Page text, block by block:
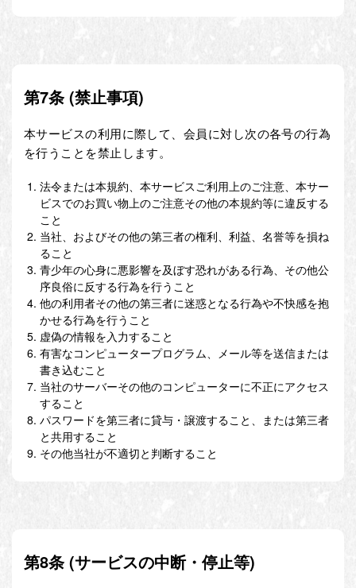
第7条 (禁止事項)
本サービスの利用に際して、会員に対し次の各号の行為
を行うことを禁止します。
法令または本規約、本サービスご利用上のご注意、本サー
ビスでのお買い物上のご注意その他の本規約等に違反する
こと
当社、およびその他の第三者の権利、利益、名誉等を損ね
ること
青少年の心身に悪影響を及ぼす恐れがある行為、その他公
序良俗に反する行為を行うこと
他の利用者その他の第三者に迷惑となる行為や不快感を抱
かせる行為を行うこと
虚偽の情報を入力すること
有害なコンピュータープログラム、メール等を送信または
書き込むこと
当社のサーバーその他のコンピューターに不正にアクセス
すること
パスワードを第三者に貸与・譲渡すること、または第三者
と共用すること
その他当社が不適切と判断すること
第8条 (サービスの中断・停止等)